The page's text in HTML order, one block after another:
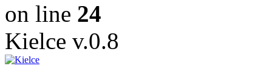
on line 24
Kielce v.0.8